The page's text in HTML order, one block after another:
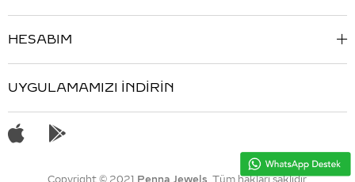
HESABIM
UYGULAMAMIZI İNDİRİN
Copyright © 2021 Penna Jewels . Tüm hakları saklıdır.